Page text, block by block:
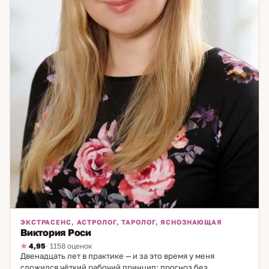
доберёмся.
ЭКСТРАСЕНС, АСТРОЛОГ, ТАРОЛОГ, ЯСНОЗНАЮЩАЯ
Виктория Роси
4,95· 1158 оценок
Двенадцать лет в практике — и за это время у меня
сложился чёткий рабочий принцип: прогноз без